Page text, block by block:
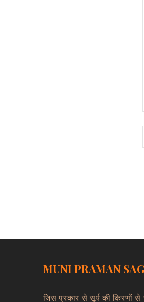
MUNI PRAMAN
जिस प्रकार से सूर्य की किरणों से